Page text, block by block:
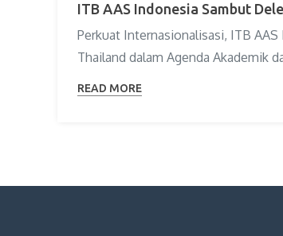
ITB AAS Indonesia Sambut
Perkuat Internasionalisasi, ITB
Thailand dalam Agenda Akademik
READ MORE